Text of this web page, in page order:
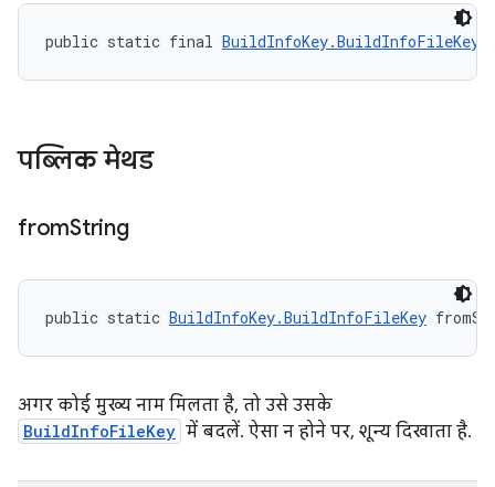
public static final BuildInfoKey.BuildInfoFileKey
पब्लिक मेथड
fromString
public static BuildInfoKey.BuildInfoFileKey
अगर कोई मुख्य नाम मिलता है, तो उसे उसके
BuildInfoFileKey में बदलें. ऐसा न होने पर, शून्य दिखाता है.